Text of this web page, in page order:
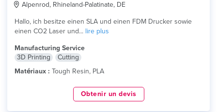
Alpenrod, Rhineland-Palatinate, DE
Hallo, ich besitze einen SLA und einen FDM Drucker sowie
einen CO2 Laser und... lire plus
Manufacturing Service
3D Printing
Cutting
Matériaux : Tough Resin, PLA
Obtenir un devis